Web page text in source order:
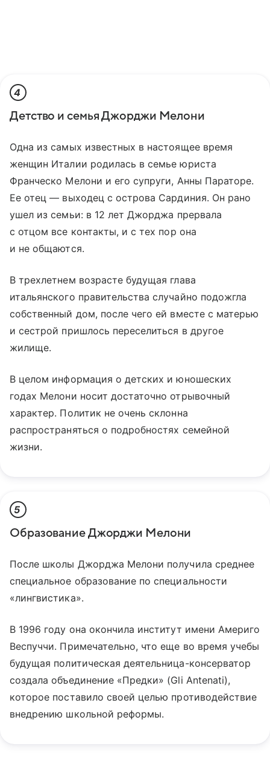
4
Детство и семья Джорджи Мелони
Одна из самых известных в настоящее время
женщин Италии родилась в семье юриста
Франческо Мелони и его супруги, Анны Параторе.
Ее отец — выходец с острова Сардиния. Он рано
ушел из семьи: в 12 лет Джорджа прервала
с отцом все контакты, и с тех пор она
и не общаются.
В трехлетнем возрасте будущая глава
итальянского правительства случайно подожгла
собственный дом, после чего ей вместе с матерью
и сестрой пришлось переселиться в другое
жилище.
В целом информация о детских и юношеских
годах Мелони носит достаточно отрывочный
характер. Политик не очень склонна
распространяться о подробностях семейной
жизни.
5
Образование Джорджи Мелони
После школы Джорджа Мелони получила среднее
специальное образование по специальности
«лингвистика».
В 1996 году она окончила институт имени Америго
Веспуччи. Примечательно, что еще во время учебы
будущая политическая деятельница-консерватор
создала объединение «Предки» (Gli Antenati),
которое поставило своей целью противодействие
внедрению школьной реформы.